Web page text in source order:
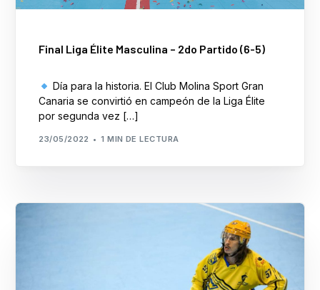
Final Liga Élite Masculina – 2do Partido (6-5)
Día para la historia. El Club Molina Sport Gran
Canaria se convirtió en campeón de la Liga Élite
por segunda vez […]
23/05/2022 1 MIN DE LECTURA
Transparencia
Documentación
Blog
Formación